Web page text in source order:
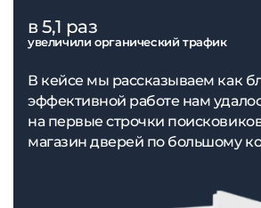
в 5,1 раз
увеличили органический трафик
В кейсе мы рассказываем как
эффективной работе нам
на первые строчки
магазин дверей по большому